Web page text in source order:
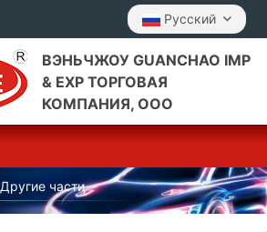
Pусский
ВЭНЬЧЖОУ GUANCHAO IMP
& EXP ТОРГОВАЯ
КОМПАНИЯ, ООО
Другие части